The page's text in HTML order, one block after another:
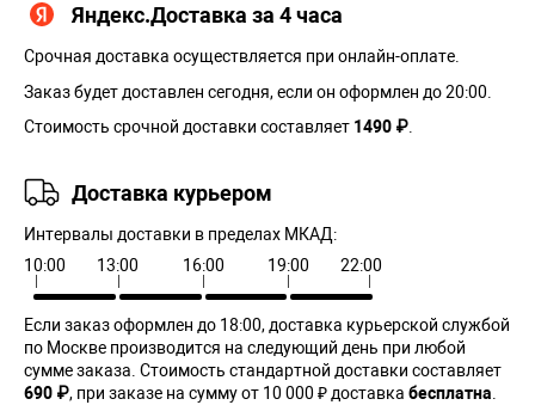
Яндекс.Доставка за 4 часа
Срочная доставка осуществляется при онлайн-оплате.
Заказ будет доставлен сегодня, если он оформлен до 20:00.
Стоимость срочной доставки составляет 1490 ₽.
Доставка курьером
Интервалы доставки в пределах МКАД:
10:00
13:00 16:00 19:00 22:00
Если заказ оформлен до 18:00, доставка курьерской службой
по Москве производится на следующий день при любой
сумме заказа. Cтоимость стандартной доставки составляет
690 ₽, при заказе на сумму от 10 000 ₽ доставка бесплатна.